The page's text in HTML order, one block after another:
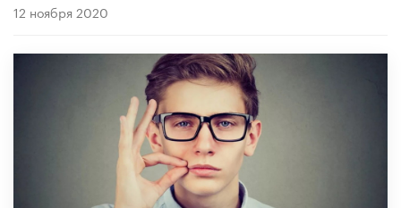
12 ноября 2020